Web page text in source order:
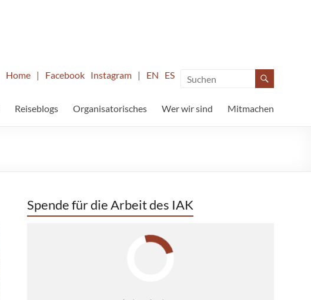
Home | Facebook Instagram | EN ES
Reiseblogs Organisatorisches Wer wir sind Mitmachen
Spende für die Arbeit des IAK